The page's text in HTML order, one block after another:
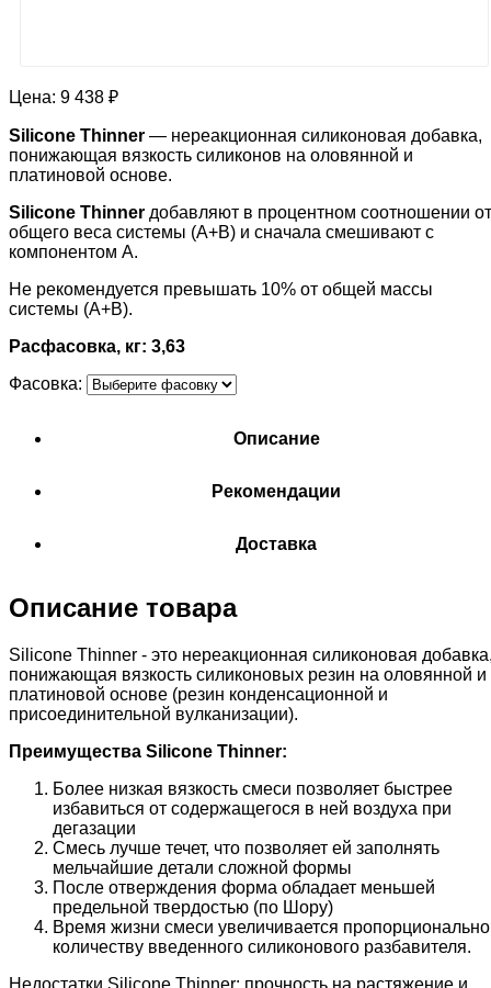
Цена: 9 438 ₽
Silicone Thinner — нереакционная силиконовая добавка,
понижающая вязкость силиконов на оловянной и
платиновой основе.
Silicone Thinner добавляют в процентном соотношении от
общего веса системы (А+В) и сначала смешивают с
компонентом А.
Не рекомендуется превышать 10% от общей массы
системы (А+В).
Расфасовка, кг: 3,63
Фасовка:
Описание
Рекомендации
Доставка
Описание товара
Silicone Thinner - это нереакционная силиконовая
понижающая вязкость силиконовых резин на оловянной и
платиновой основе (резин конденсационной и
присоединительной вулканизации).
Преимущества Silicone Thinner:
Более низкая вязкость смеси позволяет быстрее
избавиться от содержащегося в ней воздуха при
дегазации
Смесь лучше течет, что позволяет ей заполнять
мельчайшие детали сложной формы
После отверждения форма обладает меньшей
предельной твердостью (по Шору)
Время жизни смеси увеличивается пропорционально
количеству введенного силиконового разбавителя.
Недостатки Silicone Thinner: прочность на растяжение и